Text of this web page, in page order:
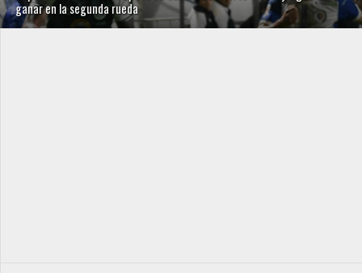
ganar en la segunda rueda